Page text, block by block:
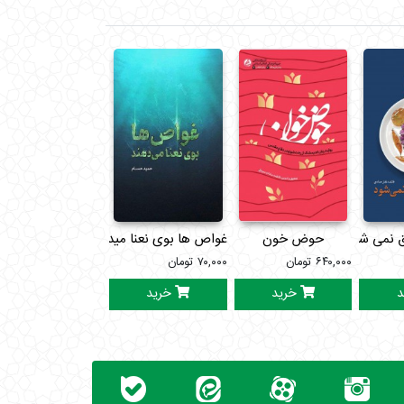
شود حوض خون
۶۴۰,۰۰۰ تومان
خرید
غواص ها بوی نعنا میدهند
۷۰,۰۰۰ تومان
خرید